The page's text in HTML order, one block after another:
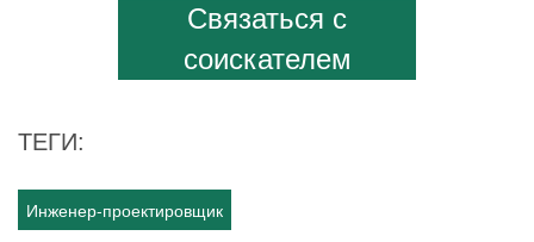
Связаться с
соискателем
ТЕГИ:
Инженер-проектировщик